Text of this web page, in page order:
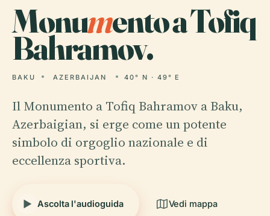
Monumento a Tofiq
Bahramov.
BAKU AZERBAIJAN 40° N · 49° E
Il Monumento a Tofiq Bahramov a Baku,
Azerbaigian, si erge come un potente
simbolo di orgoglio nazionale e di
eccellenza sportiva.
Ascolta l'audioguida Vedi mappa